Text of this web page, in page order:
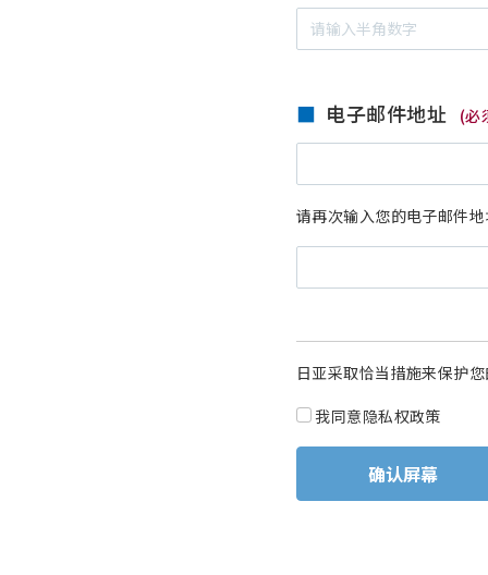
电子邮件地址 (必
请再次输入您的电子邮件
日亚采取恰当措施来保护
我同意隐私权政策